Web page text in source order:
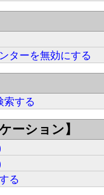
ターを無効にする
索する
ーション】
る